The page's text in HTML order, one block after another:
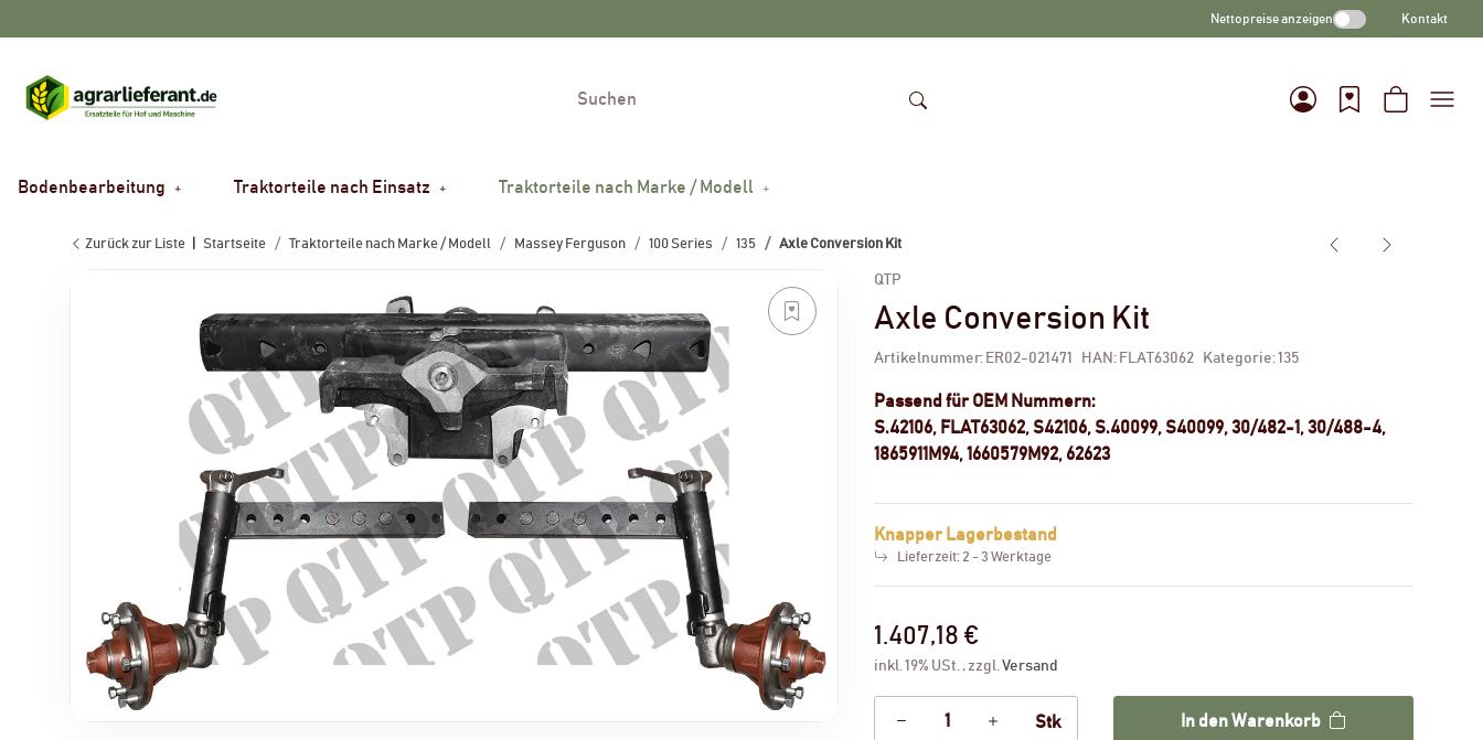
Nettopreise anzeigen Kontakt
Bodenbearbeitung Traktorteile nach Einsatz Traktorteile nach Marke / Modell
Zurück zur Liste Startseite Traktorteile nach Marke / Modell Massey Ferguson 100 Series 135 Axle Conversion Kit
QTP
Axle Conversion Kit
Artikelnummer: ER02-021471 HAN: FLAT63062 Kategorie:135
Passend für OEM Nummern:
S.42106, FLAT63062, S42106, S.40099, S40099, 30/482-1, 30/488-4,
1865911M94, 1660579M92, 62623
Knapper Lagerbestand
Lieferzeit:2 - 3 Werktage
1.407,18 €
inkl. 19% USt. , zzgl.Versand
Stk In den Warenkorb